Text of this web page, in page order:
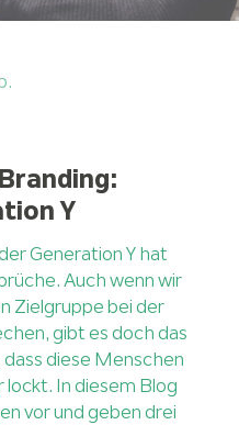
Y
Generation Y hat
Auch wenn wir
Zielgruppe bei der
gibt es doch das
diese Menschen
In diesem Blog
vor und geben drei